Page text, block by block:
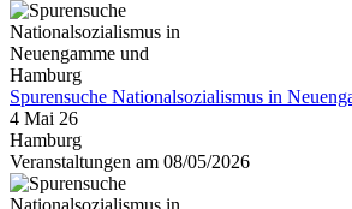
Spurensuche Nationalsozialismus in
4 Mai 26
Hamburg
Veranstaltungen am 08/05/2026